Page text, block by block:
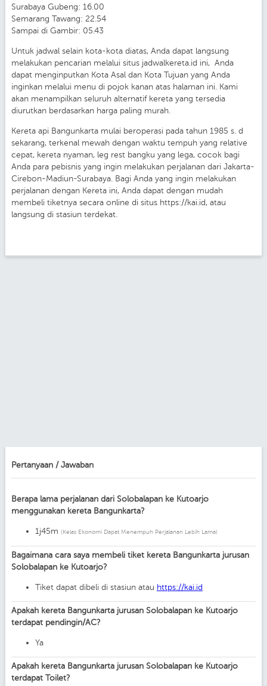
Surabaya Gubeng: 16.00
Semarang Tawang: 22.54
Sampai di Gambir: 05.43
Untuk jadwal selain kota-kota diatas, Anda dapat langsung
melakukan pencarian melalui situs jadwalkereta.id ini, Anda
dapat menginputkan Kota Asal dan Kota Tujuan yang Anda
inginkan melalui menu di pojok kanan atas halaman ini. Kami
akan menampilkan seluruh alternatif kereta yang tersedia
diurutkan berdasarkan harga paling murah.
Kereta api Bangunkarta mulai beroperasi pada tahun 1985 s. d
sekarang, terkenal mewah dengan waktu tempuh yang relative
cepat, kereta nyaman, leg rest bangku yang lega, cocok bagi
Anda para pebisnis yang ingin melakukan perjalanan dari Jakarta-
Cirebon-Madiun-Surabaya. Bagi Anda yang ingin melakukan
perjalanan dengan Kereta ini, Anda dapat dengan mudah
membeli tiketnya secara online di situs https://kai.id, atau
langsung di stasiun terdekat.
Pertanyaan / Jawaban
Berapa lama perjalanan dari Solobalapan ke Kutoarjo
menggunakan kereta Bangunkarta?
1j45m (Kelas Ekonomi Dapat Menempuh Perjalanan Lebih Lama)
Bagaimana cara saya membeli tiket kereta Bangunkarta jurusan
Solobalapan ke Kutoarjo?
Tiket dapat dibeli di stasiun atau https://kai.id
Apakah kereta Bangunkarta jurusan Solobalapan ke Kutoarjo
terdapat pendingin/AC?
Ya
Apakah kereta Bangunkarta jurusan Solobalapan ke Kutoarjo
terdapat Toilet?